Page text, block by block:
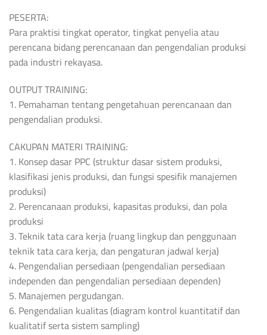
PESERTA:
Para praktisi tingkat operator, tingkat penyelia atau
perencana bidang perencanaan dan pengendalian produksi
pada industri rekayasa.
OUTPUT TRAINING:
1. Pemahaman tentang pengetahuan perencanaan dan
pengendalian produksi.
CAKUPAN MATERI TRAINING:
1. Konsep dasar PPC (struktur dasar sistem produksi,
klasifikasi jenis produksi, dan fungsi spesifik manajemen
produksi)
2. Perencanaan produksi, kapasitas produksi, dan pola
produksi
3. Teknik tata cara kerja (ruang lingkup dan penggunaan
teknik tata cara kerja, dan pengaturan jadwal kerja)
4. Pengendalian persediaan (pengendalian persediaan
independen dan pengendalian persediaan dependen)
5. Manajemen pergudangan.
6. Pengendalian kualitas (diagram kontrol kuantitatif dan
kualitatif serta sistem sampling)